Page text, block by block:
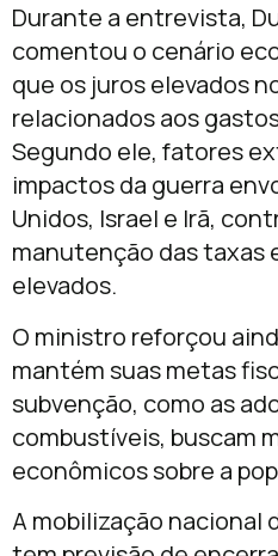
Durante a entrevista,
comentou o cenário
que os juros elevados
relacionados aos
Segundo ele, fatores
impactos da guerra
Unidos, Israel e Irã,
manutenção das taxas
elevados.
O ministro reforçou
mantém suas metas
subvenção, como as
combustíveis, buscam
econômicos sobre a
A mobilização nacional